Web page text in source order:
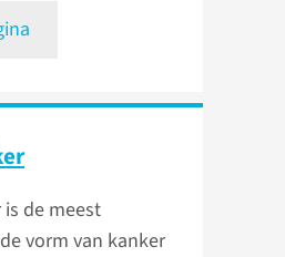
de meest
vorm van kanker